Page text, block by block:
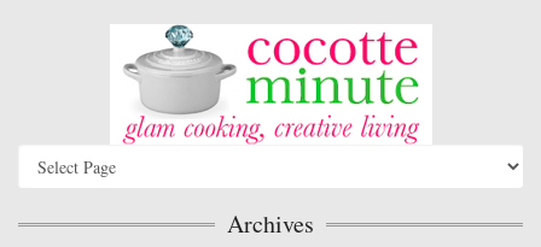
Archives